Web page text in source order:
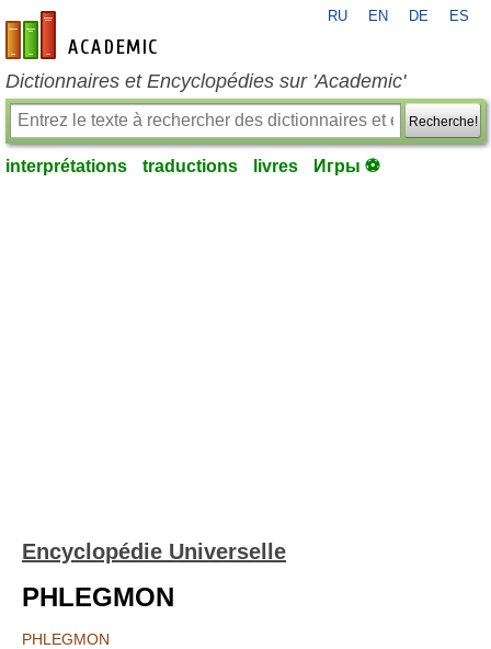
fr-academic.com
RU EN DE ES
Dictionnaires et Encyclopédies sur 'Academic'
Recherche!
interprétations traductions livres Игры ⚽
Encyclopédie Universelle
PHLEGMON
PHLEGMON